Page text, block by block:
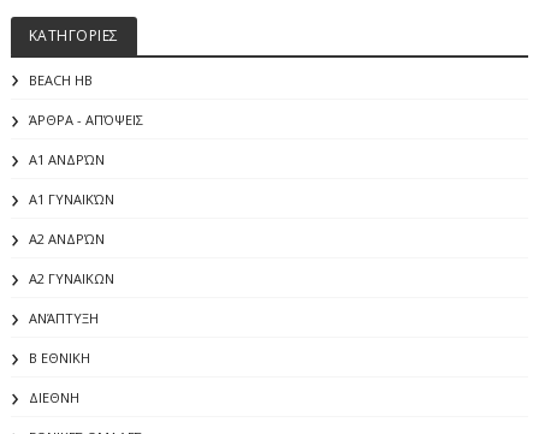
ΚΑΤΗΓΟΡΙΕΣ
BEACH HB
ΆΡΘΡΑ - ΑΠΌΨΕΙΣ
Α1 ΑΝΔΡΏΝ
Α1 ΓΥΝΑΙΚΏΝ
Α2 ΑΝΔΡΏΝ
Α2 ΓΥΝΑΙΚΩΝ
ΑΝΆΠΤΥΞΗ
Β ΕΘΝΙΚΗ
ΔΙΕΘΝΗ